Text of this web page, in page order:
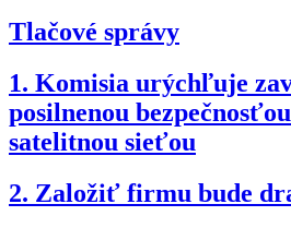
Tlačové správy
1. Komisia urýchľuje
posilnenou
satelitnou sieťou
2. Založiť firmu bude